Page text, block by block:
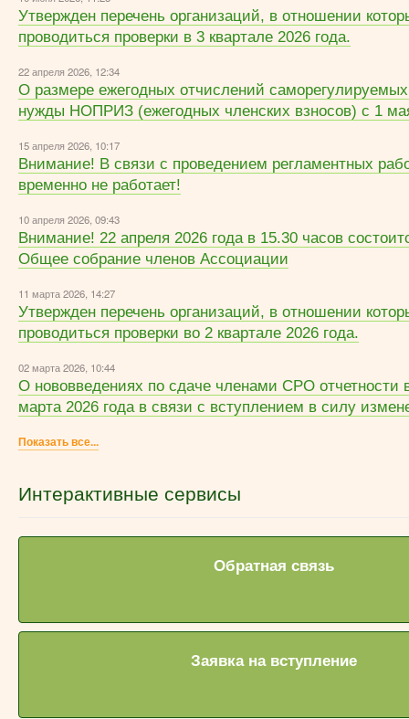
Утвержден перечень организаций, в отношении
проводиться проверки в 3 квартале 2026 года.
22 апреля 2026, 12:34
О размере ежегодных отчислений
нужды НОПРИЗ (ежегодных членских взносов) c 1
15 апреля 2026, 10:17
Внимание! В связи с проведением регламентных
временно не работает!
10 апреля 2026, 09:43
Внимание! 22 апреля 2026 года в 15.30 часов
Общее собрание членов Ассоциации
11 марта 2026, 14:27
Утвержден перечень организаций, в отношении
проводиться проверки во 2 квартале 2026 года.
02 марта 2026, 10:44
О нововведениях по сдаче членами СРО отчетности
марта 2026 года в связи с вступлением в силу
Показать все...
Интерактивные сервисы
Обратная связь
Заявка на вступление